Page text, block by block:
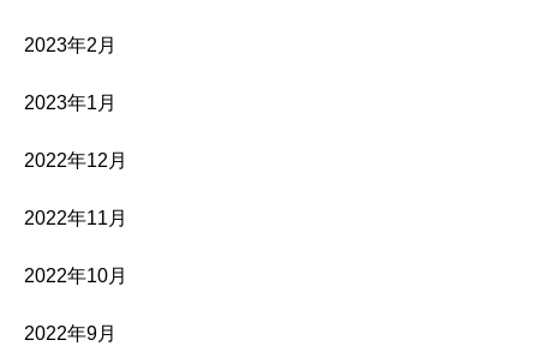
2023年2月
2023年1月
2022年12月
2022年11月
2022年10月
2022年9月